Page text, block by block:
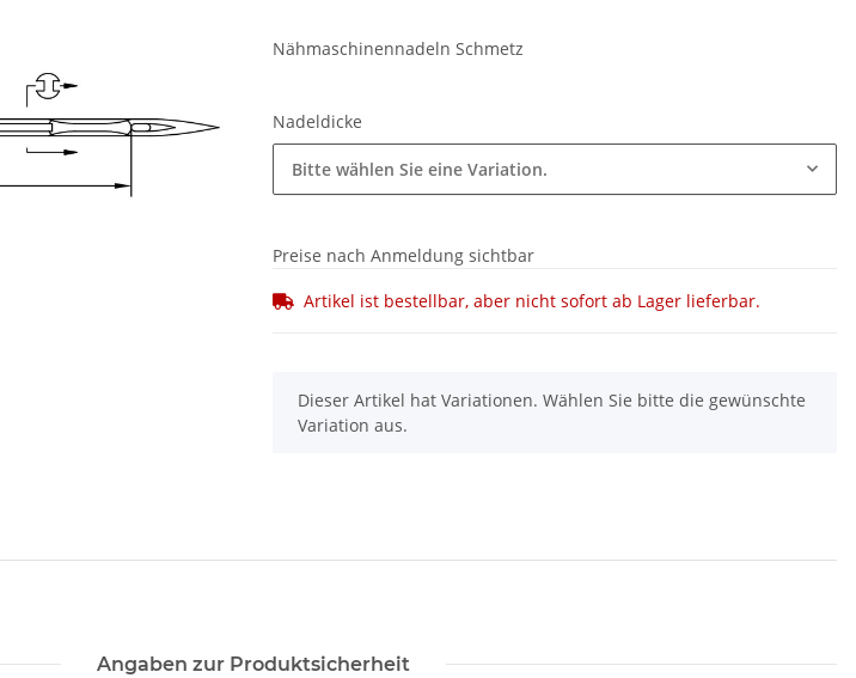
Nähmaschinennadeln Schmetz
Nadeldicke
Bitte wählen Sie eine Variation.
Preise nach Anmeldung sichtbar
Artikel ist bestellbar, aber nicht sofort ab Lager lieferbar.
x
Dieser Artikel hat Variationen. Wählen Sie bitte die gewünschte
Variation aus.
Angaben zur Produktsicherheit